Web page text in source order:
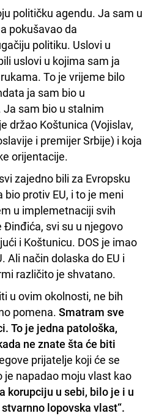
političku agendu. Ja sam u
pokušavao da
politiku. Uslovi u
uslovi u kojima sam ja
To je vrijeme bilo
ja sam bio u
sam bio u stalnim
držao Koštunica (Vojislav,
i premijer Srbije) i koja
orijentacije.
zajedno bili za Evropsku
protiv EU, i to je meni
u implemetnaciji svih
svi su u njegovo
i Koštunicu. DOS je imao
Ali način dolaska do EU i
različito je shvatano.
u ovim okolnosti, ne bih
pomena. Smatram sve
To je jedna patološka,
ne znate šta će biti
prijatelje koji će se
napadao moju vlast kao
korupciju u sebi, bilo je i u
lopovska vlast“.